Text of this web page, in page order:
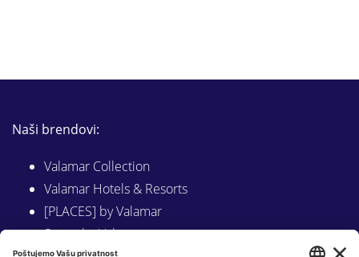
Naši brendovi:
Valamar Collection
Valamar Hotels & Resorts
[PLACES] by Valamar
Sunny by Valamar